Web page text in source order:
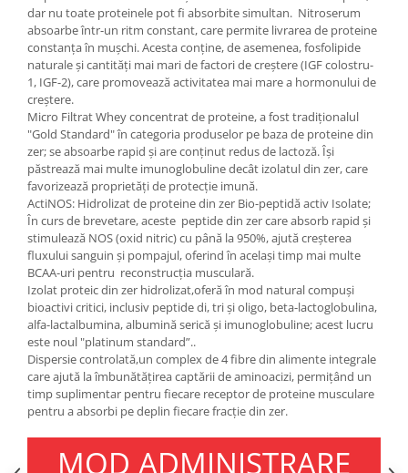
dar nu toate proteinele pot fi absorbite simultan. Nitroserum
absoarbe într-un ritm constant, care permite livrarea de proteine ​​
constanța în mușchi. Acesta conține, de asemenea, fosfolipide
naturale și cantități mai mari de factori de creștere (IGF colostru-
1, IGF-2), care promovează activitatea mai mare a hormonului de
creștere.
Micro Filtrat Whey concentrat de proteine, a fost tradiționalul
"Gold Standard" în categoria produselor pe baza de proteine ​​din
zer; se absoarbe rapid și are conținut redus de lactoză. Își
păstrează mai multe imunoglobuline decât izolatul din zer, care
favorizează proprietăți de protecție imună.
ActiNOS: Hidrolizat de proteine ​​din zer Bio-peptidă activ Isolate;
În curs de brevetare, aceste peptide din zer care absorb rapid și
stimulează NOS (oxid nitric) cu până la 950%, ajută creșterea
fluxului sanguin și pompajul, oferind în același timp mai multe
BCAA-uri pentru reconstrucția musculară.
Izolat proteic din zer hidrolizat,oferă în mod natural compuși
bioactivi critici, inclusiv peptide di, tri și oligo, beta-lactoglobulina,
alfa-lactalbumina, albumină serică și imunoglobuline; acest lucru
este noul "platinum standard”..
Dispersie controlată,un complex de 4 fibre din alimente integrale
care ajută la îmbunătățirea captării de aminoacizi, permițând un
timp suplimentar pentru fiecare receptor de proteine ​​musculare
pentru a absorbi pe deplin fiecare fracție din zer.
MOD ADMINISTRARE